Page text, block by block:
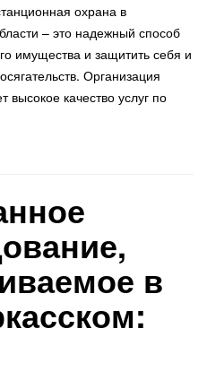
охрана в
– это надежный способ
имущества и защитить себя и
Организация
высокое качество услуг по
в